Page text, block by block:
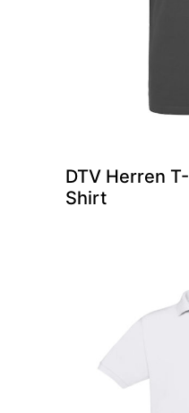
DTV Herren T-
Shirt